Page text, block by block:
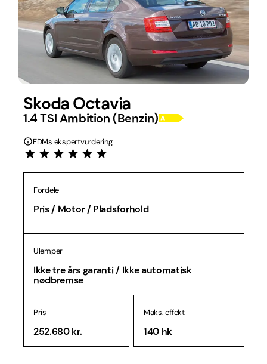
Skoda Octavia
1.4 TSI Ambition (Benzin)
FDMs ekspertvurdering
Fordele
Pris / Motor / Pladsforhold
Ulemper
Ikke tre års garanti / Ikke automatisk
nødbremse
Pris
252.680 kr.
Maks. effekt
140 hk